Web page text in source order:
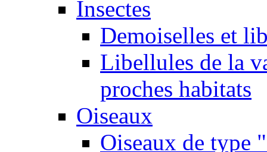
Insectes
Demoiselles et
Libellules de la
proches habitats
Oiseaux
Oiseaux de type